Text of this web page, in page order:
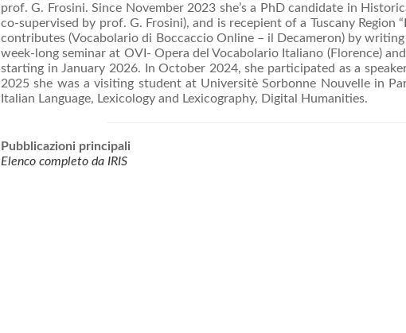
prof. G. Frosini. Since November 2023 she’s a PhD candidate in
co-supervised by prof. G. Frosini), and is recepient of a Tuscany
contributes (Vocabolario di Boccaccio Online – il Decameron) by
week-long seminar at OVI- Opera del Vocabolario Italiano (Florence)
starting in January 2026. In October 2024, she participated as a
2025 she was a visiting student at Universitè Sorbonne Nouvelle in
Italian Language, Lexicology and Lexicography, Digital Humanities.
Pubblicazioni principali
Elenco completo da IRIS